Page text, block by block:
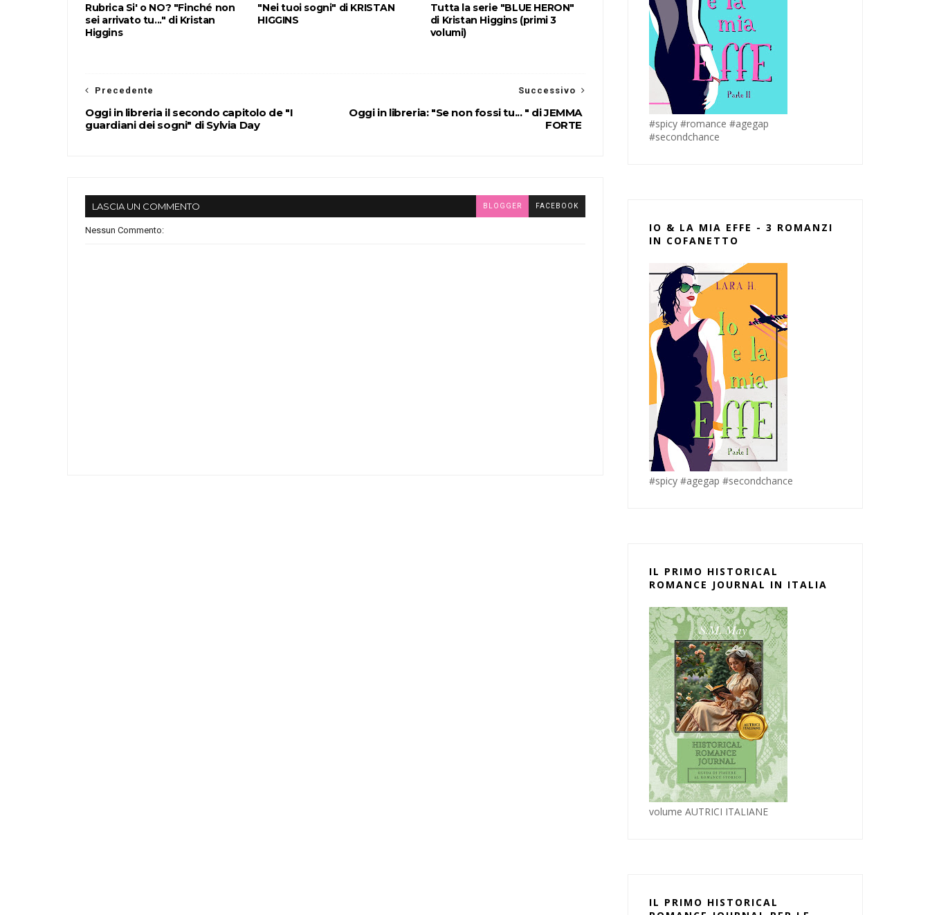
Rubrica Si' o NO? "Finché non
sei arrivato tu..." di Kristan
Higgins
"Nei tuoi sogni" di KRISTAN
HIGGINS
Tutta la serie "BLUE HERON"
di Kristan Higgins (primi 3
volumi)
Successivo
Oggi in libreria: "Se non fossi tu... " di JEMMA
FORTE
Precedente
Oggi in libreria il secondo capitolo de "I
guardiani dei sogni" di Sylvia Day
LASCIA UN COMMENTO BLOGGER FACEBOOK
Nessun Commento:
#spicy #romance #agegap
#secondchance
IO & LA MIA EFFE - 3 ROMANZI
IN COFANETTO
#spicy #agegap #secondchance
IL PRIMO HISTORICAL
ROMANCE JOURNAL IN ITALIA
volume AUTRICI ITALIANE
IL PRIMO HISTORICAL